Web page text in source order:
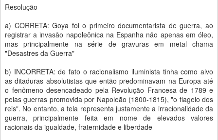
Resolução
a) CORRETA: Goya foi o primeiro documentarista de guerra, ao
registrar a invasão napoleônica na Espanha não apenas em óleo,
mas principalmente na série de gravuras em metal chama
"Desastres da Guerra"
b) INCORRETA: de fato o racionalismo iluminista tinha como alvo
as ditaduras absolutistas que então predominavam na Europa até
o fenômeno desencadeado pela Revolução Francesa de 1789 e
pelas guerras promovida por Napoleão (1800-1815), "o flagelo dos
reis". No entanto, a tela representa justamente a irracionalidade da
guerra, principalmente feita em nome de elevados valores
racionais da igualdade, fraternidade e liberdade